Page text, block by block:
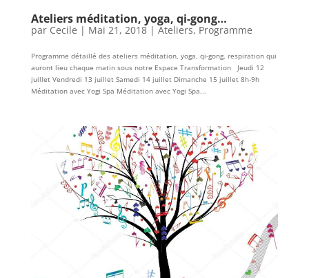
Ateliers méditation, yoga, qi-gong…
par Cecile | Mai 21, 2018| Ateliers, Programme
Programme détaillé des ateliers méditation, yoga, qi-gong, respiration qui
auront lieu chaque matin sous notre Espace Transformation Jeudi 12
juillet Vendredi 13 juillet Samedi 14 juillet Dimanche 15 juillet 8h-9h
Méditation avec Yogi Spa Méditation avec Yogi Spa...